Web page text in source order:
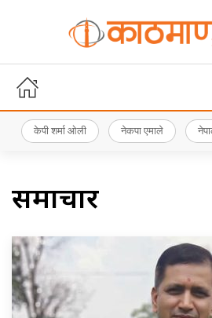
केपी शर्मा ओली नेकपा एमाले
समाचार